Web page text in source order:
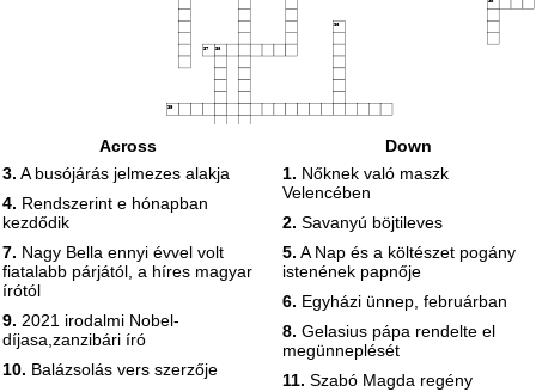
36
37 38
39
Across
3. A busójárás jelmezes alakja
4. Rendszerint e hónapban
kezdődik
7. Nagy Bella ennyi évvel volt
fiatalabb párjától, a híres magyar
írótól
9. 2021 irodalmi Nobel-
díjasa,zanzibári író
10. Balázsolás vers szerzője
Down
1. Nőknek való maszk
Velencében
2. Savanyú böjtileves
5. A Nap és a költészet pogány
istenének papnője
6. Egyházi ünnep, februárban
8. Gelasius pápa rendelte el
megünneplését
11. Szabó Magda regény